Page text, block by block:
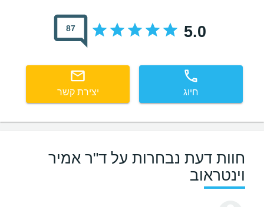
5.0
87
חיוג יצירת קשר
חוות דעת נבחרות על ד"ר אמיר
וינטראוב